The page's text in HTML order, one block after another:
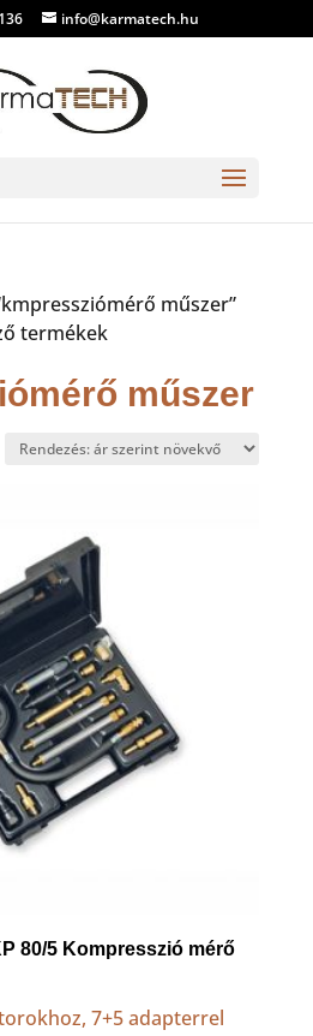
info@karmatech.hu
műszer”
termékek
műszer
80/5 Kompresszió mérő
7+5 adapterrel